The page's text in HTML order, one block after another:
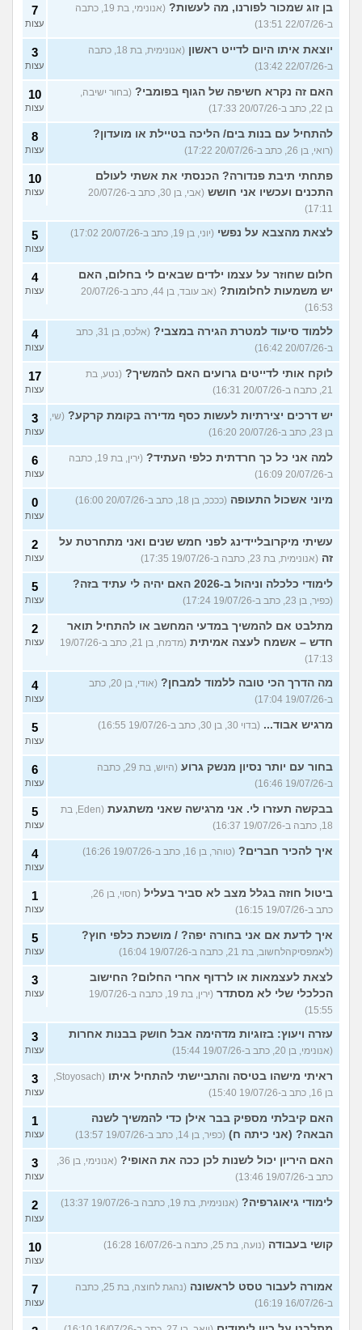
בן זוג שמכור לפורנו, מה לעשות?
(אנונימי, בת 19, כתבה
ב-22/07/26 13:51)
7
עצות
יוצאת איתו היום לדייט ראשון
(אנונימית, בת 18, כתבה
ב-22/07/26 13:42)
3
עצות
האם זה נקרא חשיפה של הגוף בפומבי? (בחור ישיבה,
בן 22, כתב ב-20/07/26 17:33)
10
עצות
להתחיל עם בנות בים/ הליכה בטיילת או מועדון?
(רואי, בן 26, כתב ב-20/07/26 17:22)
8
עצות
פתחתי תיבת פנדורה? הכנסתי את אשתי לעולם
התכנים ועכשיו אני חושש
(אבי, בן 30, כתב ב-20/07/26
17:11)
10
עצות
לצאת מהצבא על נפשי (יוני, בן 19, כתב ב-20/07/26 17:02) 5
עצות
חלום שחוזר על עצמו ילדים שבאים לי בחלום, האם
יש משמעות לחלומות?
(אב עובד, בן 44, כתב ב-20/07/26
16:53)
4
עצות
ללמוד סיעוד למטרת הגירה במצבי?
(אלכס, בן 31, כתב
ב-20/07/26 16:42)
4
עצות
לוקח אותי לדייטים גרועים האם להמשיך? (נטע, בת
21, כתבה ב-20/07/26 16:31)
17
עצות
יש דרכים יצירתיות לעשות כסף מדירה בקומת קרקע? (שי,
בן 23, כתב ב-20/07/26 16:20)
3
עצות
למה אני כל כך חרדתית כלפי העתיד?
(ירין, בת 19, כתבה
ב-20/07/26 16:09)
6
עצות
מיוני אשכול התעופה (ככככ, בן 18, כתב ב-20/07/26 16:00) 0
עצות
עשיתי מיקרובליידינג לפני חמש שנים ואני מתחרטת על
זה (אנונימית, בת 23, כתבה ב-19/07/26 17:35)
2
עצות
לימודי כלכלה וניהול ב-2026 האם יהיה לי עתיד בזה?
(כפיר, בן 23, כתב ב-19/07/26 17:24)
5
עצות
מתלבט אם להמשיך במדעי המחשב או להתחיל תואר
חדש – אשמח לעצה אמיתית
(מדמח, בן 21, כתב ב-19/07/26
17:13)
2
עצות
מה הדרך הכי טובה ללמוד למבחן?
(אודי, בן 20, כתב
ב-19/07/26 17:04)
4
עצות
מרגיש אבוד... (בדוי 30, בן 30, כתב ב-19/07/26 16:55) 5
עצות
בחור עם יותר נסיון מנשק גרוע
(היוש, בת 29, כתבה
ב-19/07/26 16:46)
6
עצות
בבקשה תעזרו לי. אני מרגישה שאני משתגעת
(Eden, בת
18, כתבה ב-19/07/26 16:37)
5
עצות
איך להכיר חברים? (טוהר, בן 16, כתב ב-19/07/26 16:26) 4
עצות
ביטול חוזה בגלל מצב לא סביר בעליל
(חסוי, בן 26,
כתב ב-19/07/26 16:15)
1
עצות
איך לדעת אם אני בחורה יפה? / מושכת כלפי חוץ?
(לאמפסיקהלחשוב, בת 21, כתבה ב-19/07/26 16:04)
5
עצות
לצאת לעצמאות או לרדוף אחרי החלום? החישוב
הכלכלי שלי לא מסתדר
(ירין, בת 19, כתבה ב-19/07/26
15:55)
3
עצות
עזרה ויעוץ: בזוגיות מדהימה אבל חושק בבנות אחרות
(אנונימי, בן 20, כתב ב-19/07/26 15:44)
3
עצות
ראיתי מישהו בטיסה והתביישתי להתחיל איתו
(Stoyosach,
בן 16, כתב ב-19/07/26 15:40)
3
עצות
האם קיבלתי מספיק בבר אילן כדי להמשיך לשנה
הבאה? (אני כיתה ח) (כפיר, בן 14, כתב ב-19/07/26 13:57)
1
עצות
האם היריון יכול לשנות לכן ככה את האופי?
(אנונימי, בן 36,
כתב ב-19/07/26 13:46)
3
עצות
לימודי גיאוגרפיה? (אנונימית, בת 19, כתבה ב-19/07/26 13:37) 2
עצות
קושי בעבודה (נועה, בת 25, כתבה ב-16/07/26 16:28) 10
עצות
אמורה לעבור טסט לראשונה
(נהגת לחוצה, בת 25, כתבה
ב-16/07/26 16:19)
7
עצות